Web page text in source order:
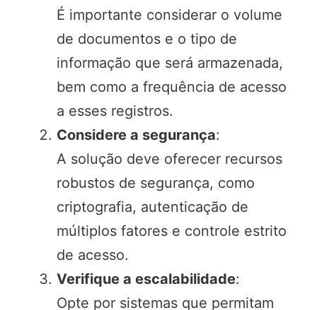
É importante considerar o volume
de documentos e o tipo de
informação que será armazenada,
bem como a frequência de acesso
a esses registros.
Considere a segurança:
A solução deve oferecer recursos
robustos de segurança, como
criptografia, autenticação de
múltiplos fatores e controle estrito
de acesso.
Verifique a escalabilidade:
Opte por sistemas que permitam